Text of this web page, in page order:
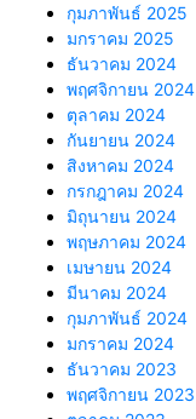
กุมภาพันธ์ 2025
มกราคม 2025
ธันวาคม 2024
พฤศจิกายน 2024
ตุลาคม 2024
กันยายน 2024
สิงหาคม 2024
กรกฎาคม 2024
มิถุนายน 2024
พฤษภาคม 2024
เมษายน 2024
มีนาคม 2024
กุมภาพันธ์ 2024
มกราคม 2024
ธันวาคม 2023
พฤศจิกายน 2023